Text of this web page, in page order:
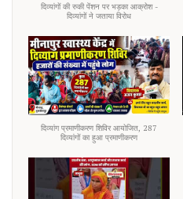
दिव्यांगों की रुकी पेंशन पर भड़का आक्रोश -
दिव्यांगों ने जताया विरोध
दिव्यांग प्रमाणीकरण शिविर आयोजित, 287
दिव्यांगों का हुआ प्रमाणीकरण